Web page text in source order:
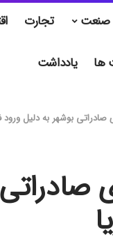
صنعت تجارت
ها یادداشت
بوشهر به دلیل ورود